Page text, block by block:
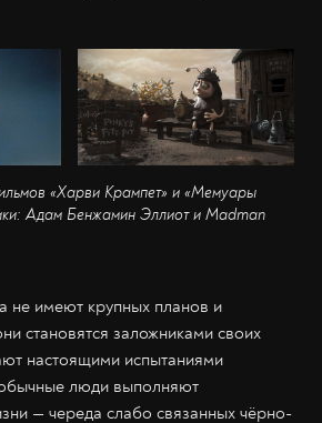
«Харви Крампет» и «Мемуары
Адам Бенжамин Эллиот и Madman
не имеют крупных планов и
становятся заложниками своих
настоящими испытаниями
люди выполняют
— череда слабо связанных чёрно-